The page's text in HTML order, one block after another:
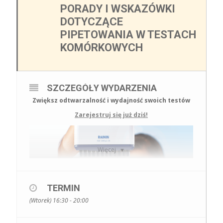
PORADY I WSKAZÓWKI
DOTYCZĄCE
PIPETOWANIA W TESTACH
KOMÓRKOWYCH
Więcej
SZCZEGÓŁY WYDARZENIA
Zwiększ odtwarzalność i wydajność swoich testów
Zarejestruj się już dziś!
TERMIN
(Wtorek) 16:30 - 20:00